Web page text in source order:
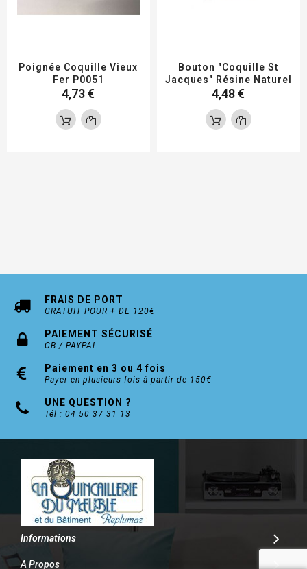
Poignée Coquille Vieux
Fer P0051
4,73 €
Bouton "Coquille St
Jacques" Résine Naturel
4,48 €
FRAIS DE PORT
GRATUIT POUR + DE 120€
PAIEMENT SÉCURISÉ
CB / PAYPAL
Paiement en 3 ou 4 fois
Payer en plusieurs fois à partir de 150€
UNE QUESTION ?
Tél : 04 50 37 31 13
Informations
A Propos